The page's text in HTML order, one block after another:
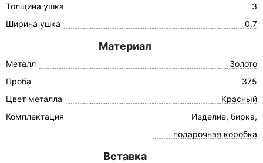
Толщина ушка
3
Ширина ушка
0.7
Материал
Металл
Золото
Проба
375
Цвет металла
Красный
Комплектация
Изделие, бирка,
подарочная коробка
Вставка